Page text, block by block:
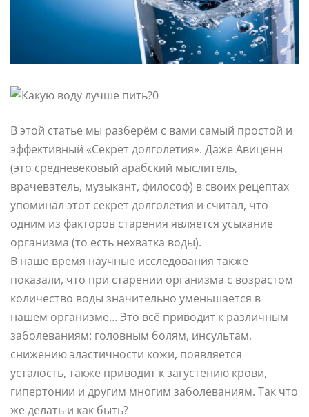
В этой статье мы разберём с вами самый простой и
эффективный «Секрет долголетия». Даже Авиценн
(это средневековый арабский мыслитель,
врачеватель, музыкант, философ) в своих рецептах
упоминал этот секрет долголетия и считал, что
одним из факторов старения является усыхание
организма (то есть нехватка воды).
В наше время научные исследования также
показали, что при старении организма с возрастом
количество воды значительно уменьшается в
нашем организме… Это всё приводит к различным
заболеваниям: головным болям, инсультам,
снижению эластичности кожи, появляется
усталость, также приводит к загустению крови,
гипертонии и другим многим заболеваниям. Так что
же делать и как быть?